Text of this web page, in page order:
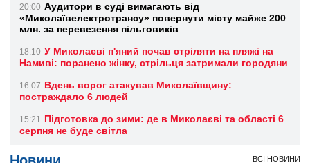
20:00 Аудитори в суді вимагають від
«Миколаївелектротрансу» повернути місту майже 200
млн. за перевезення пільговиків
18:10 У Миколаєві п'яний почав стріляти на пляжі на
Намиві: поранено жінку, стрільця затримали городяни
16:07 Вдень ворог атакував Миколаївщину:
постраждало 6 людей
15:21 Підготовка до зими: де в Миколаєві та області 6
серпня не буде світла
ВСІ НОВИНИ